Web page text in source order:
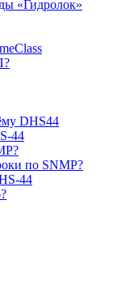
«Гидролок»
DHS44
44
по SNMP?
44